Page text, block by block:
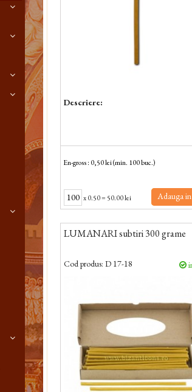
Descriere:
En-gross : 0,50 lei (min. 100 buc.)
x0.50= 50.00 lei Adauga
LUMANARI subtiri 300 grame
Cod produs: D 17-18